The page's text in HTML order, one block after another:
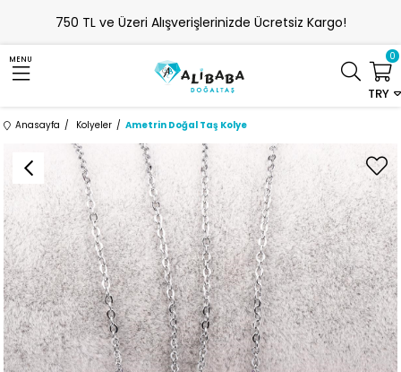
750 TL ve Üzeri Alışverişlerinizde Ücretsiz Kargo!
MENU
TRY
0
Anasayfa Kolyeler Ametrin Doğal Taş Kolye